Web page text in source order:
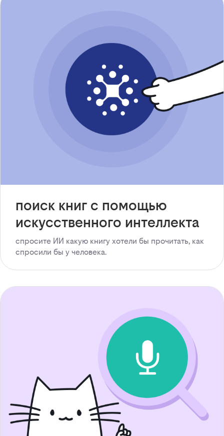
поиск книг с помощью
искусственного интеллекта
спросите ИИ какую книгу хотели бы прочитать, как
спросили бы у человека.